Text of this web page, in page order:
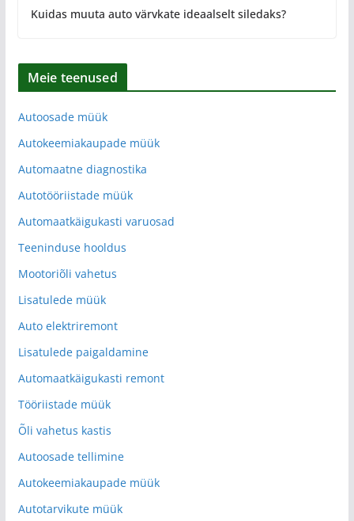
Kuidas muuta auto värvkate ideaalselt siledaks?
Meie teenused
Autoosade müük
Autokeemiakaupade müük
Automaatne diagnostika
Autotööriistade müük
Automaatkäigukasti varuosad
Teeninduse hooldus
Mootoriõli vahetus
Lisatulede müük
Auto elektriremont
Lisatulede paigaldamine
Automaatkäigukasti remont
Tööriistade müük
Õli vahetus kastis
Autoosade tellimine
Autokeemiakaupade müük
Autotarvikute müük